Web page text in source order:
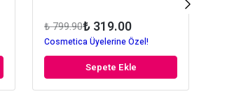
₺ 799.90₺ 319.00
Cosmetica Üyelerine Özel!
Sepete Ekle